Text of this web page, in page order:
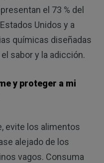
el 73 % del
Unidos y a
químicas diseñadas
sabor y la adicción.
y proteger a mi
evite los alimentos
alejado de los
vagos. Consuma